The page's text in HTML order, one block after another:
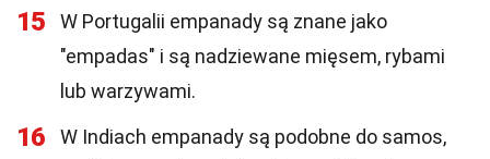
15
W Portugalii empanady są znane jako
"empadas" i są nadziewane mięsem, rybami
lub warzywami.
16
W Indiach empanady są podobne do samos,